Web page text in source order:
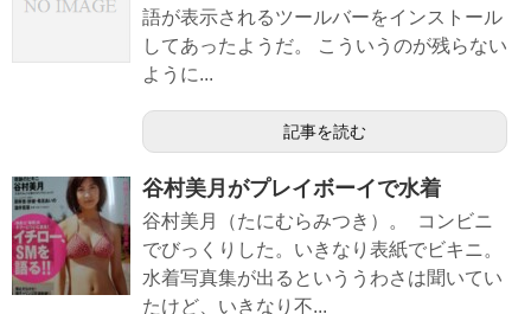
語が表示されるツールバーをインストール
してあったようだ。 こういうのが残らない
ように...
記事を読む
谷村美月がプレイボーイで水着
谷村美月（たにむらみつき）。 コンビニ
でびっくりした。いきなり表紙でビキニ。
水着写真集が出るといううわさは聞いてい
たけど、いきなり不...